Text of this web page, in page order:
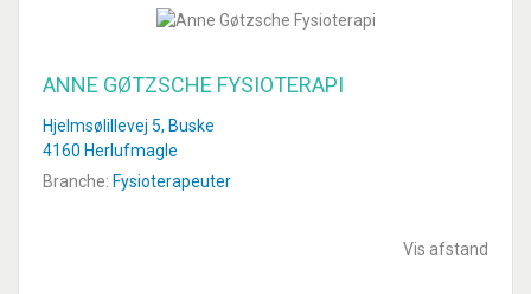
ANNE GØTZSCHE FYSIOTERAPI
Hjelmsølillevej 5, Buske
4160 Herlufmagle
Branche: Fysioterapeuter
Vis afstand